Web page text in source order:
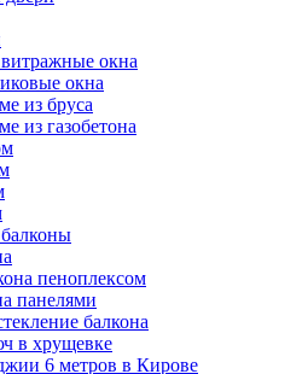
окна
окна
из бруса
из газобетона
пеноплексом
панелями
балкона
в хрущевке
6 метров в Кирове